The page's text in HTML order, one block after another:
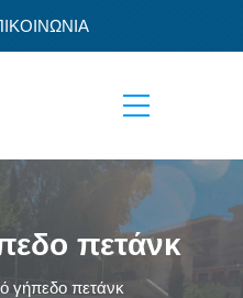
πετάνκ
γήπεδο πετάνκ